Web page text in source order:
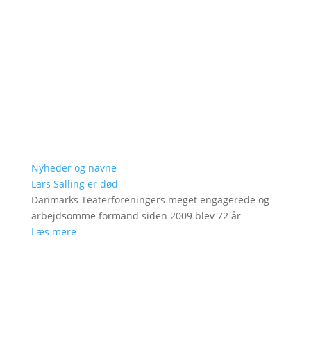
Nyheder og navne
Lars Salling er død
Danmarks Teaterforeningers meget engagerede og
arbejdsomme formand siden 2009 blev 72 år
Læs mere